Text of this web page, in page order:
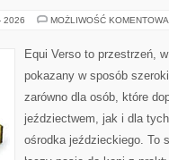
2026 MOŻLIWOŚĆ
Equi Verso to przestrzeń,
pokazany w sposób
zarówno dla osób, które
jeździectwem, jak i dla
ośrodka jeździeckiego. To